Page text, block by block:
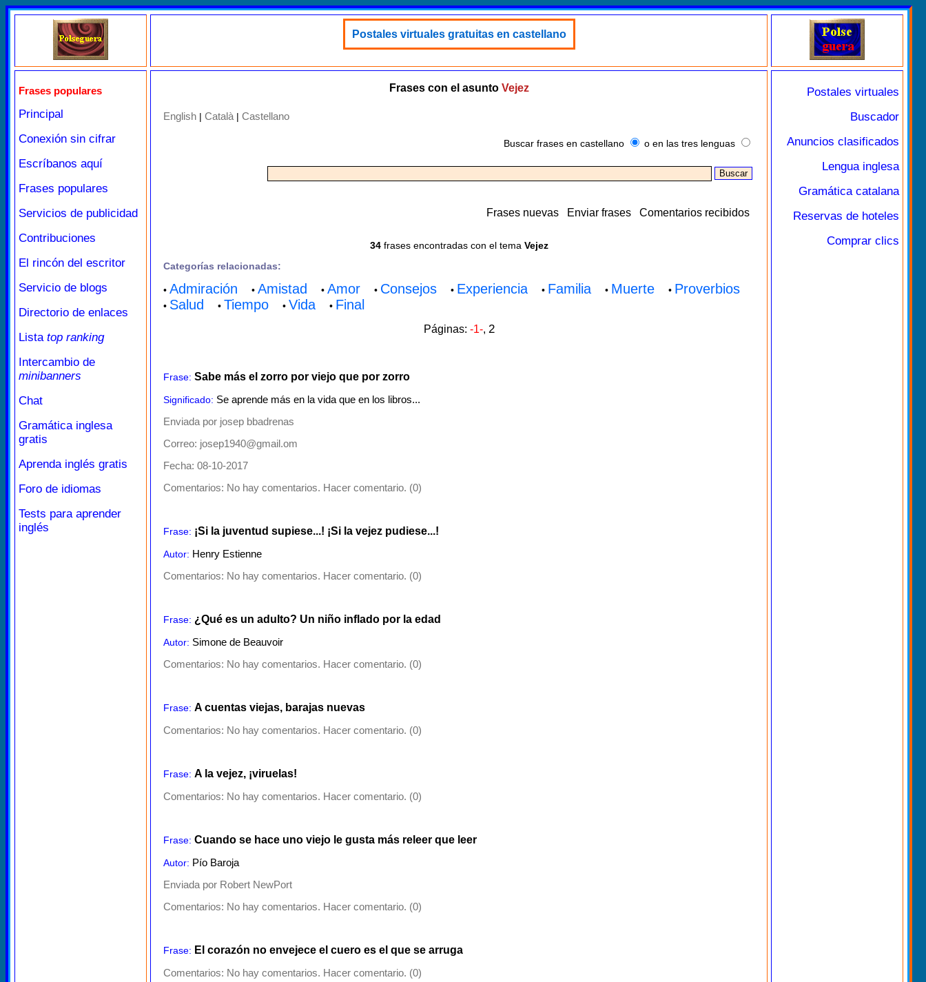
Postales virtuales gratuitas en castellano
Frases populares
Principal
Conexión sin cifrar
Escríbanos aquí
Frases populares
Servicios de publicidad
Contribuciones
El rincón del escritor
Servicio de blogs
Directorio de enlaces
Lista top ranking
Intercambio de
minibanners
Chat
Gramática inglesa
gratis
Aprenda inglés gratis
Foro de idiomas
Tests para aprender
inglés
Frases con el asunto Vejez
English | Català| Castellano
Buscar frases en castellano o en las tres lenguas
Frases nuevas Enviar frases Comentarios recibidos
34frases encontradas con el tema Vejez
Categorías relacionadas:
• Admiración • Amistad • Amor • Consejos • Experiencia• Familia• Muerte • Proverbios
• Salud • Tiempo • Vida• Final
Páginas: -1-, 2
Frase: Sabe más el zorro por viejo que por zorro
Significado: Se aprende más en la vida que en los libros...
Enviada por josep bbadrenas
Correo: josep1940@gmail.om
Fecha: 08-10-2017
Comentarios: No hay comentarios. Hacer comentario. (0)
Frase: ¡Si la juventud supiese...! ¡Si la vejez pudiese...!
Autor: Henry Estienne
Comentarios: No hay comentarios. Hacer comentario. (0)
Frase: ¿Qué es un adulto? Un niño inflado por la edad
Autor: Simone de Beauvoir
Comentarios: No hay comentarios. Hacer comentario. (0)
Frase: A cuentas viejas, barajas nuevas
Comentarios: No hay comentarios. Hacer comentario. (0)
Frase: A la vejez, ¡viruelas!
Comentarios: No hay comentarios. Hacer comentario. (0)
Frase: Cuando se hace uno viejo le gusta más releer que leer
Autor: Pío Baroja
Enviada por Robert NewPort
Comentarios: No hay comentarios. Hacer comentario. (0)
Frase: El corazón no envejece el cuero es el que se arruga
Comentarios: No hay comentarios. Hacer comentario. (0)
Postales virtuales
Buscador
Anuncios clasificados
Lengua inglesa
Gramática catalana
Reservas de hoteles
Comprar clics